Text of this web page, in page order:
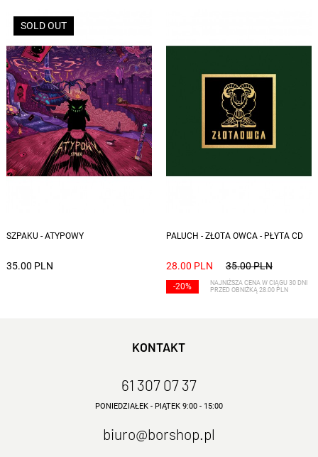
SOLD OUT
SZPAKU - ATYPOWY
35.00 PLN
PALUCH - ZŁOTA OWCA - PŁYTA CD
28.00 PLN 35.00 PLN
-20%
NAJNIŻSZA CENA W CIĄGU 30 DNI
PRZED OBNIŻKĄ 28.00 PLN
KONTAKT
61 307 07 37
PONIEDZIAŁEK - PIĄTEK 9:00 - 15:00
biuro@borshop.pl